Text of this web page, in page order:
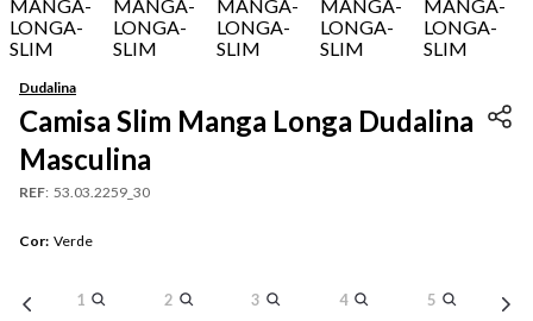
Dudalina
Camisa Slim Manga Longa Dudalina
Masculina
REF: 53.03.2259_30
Cor: Verde
1 2 3 4 5